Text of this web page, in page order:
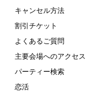
キャンセル方法
割引チケット
よくあるご質問
主要会場へのアクセス
パーティー検索
恋活